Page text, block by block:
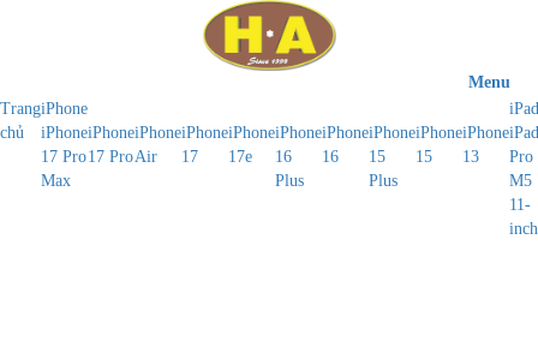
Menu
Trang
chủ
iPhone
iPhone
17 Pro
Max
iPhone
17 Pro
iPhone
Air
iPhone
17
iPhone
17e
iPhone
16
Plus
iPhone
16
iPhone
15
Plus
iPhone
15
iPhone
13
iPad
iPad
Pro
M5
11-
inch